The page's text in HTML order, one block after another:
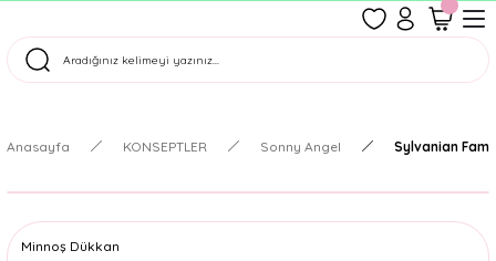
Tüm Siparişler Aynı Gün Kargoda!
Anasayfa KONSEPTLER Sonny Angel Sylvanian
Minnoş Dükkan